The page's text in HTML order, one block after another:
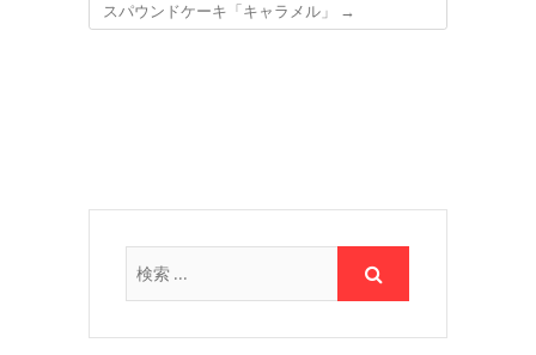
スパウンドケーキ「キャラメル」
→